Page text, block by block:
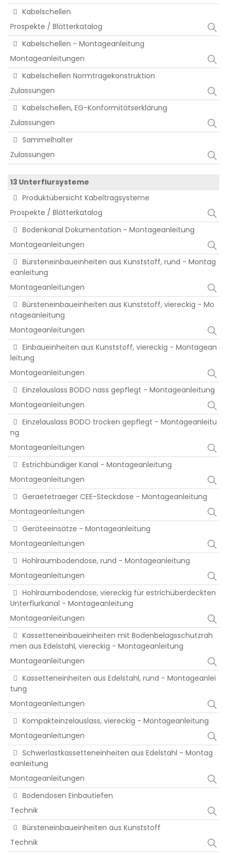
Kabelschellen
Prospekte / Blätterkatalog
Kabelschellen - Montageanleitung
Montageanleitungen
Kabelschellen Normtragekonstruktion
Zulassungen
Kabelschellen, EG-Konformitätserklärung
Zulassungen
Sammelhalter
Zulassungen
13 Unterflursysteme
Produktübersicht Kabeltragsysteme
Prospekte / Blätterkatalog
Bodenkanal Dokumentation - Montageanleitung
Montageanleitungen
Bürsteneinbaueinheiten aus Kunststoff, rund - Montag
eanleitung
Montageanleitungen
Bürsteneinbaueinheiten aus Kunststoff, viereckig - Mo
ntageanleitung
Montageanleitungen
Einbaueinheiten aus Kunststoff, viereckig - Montagean
leitung
Montageanleitungen
Einzelauslass BODO nass gepflegt - Montageanleitung
Montageanleitungen
Einzelauslass BODO trocken gepflegt - Montageanleitu
ng
Montageanleitungen
Estrichbündiger Kanal - Montageanleitung
Montageanleitungen
Geraetetraeger CEE-Steckdose - Montageanleitung
Montageanleitungen
Geräteeinsätze - Montageanleitung
Montageanleitungen
Hohlraumbodendose, rund - Montageanleitung
Montageanleitungen
Hohlraumbodendose, viereckig für estrichüberdeckten
Unterflurkanal - Montageanleitung
Montageanleitungen
Kassetteneinbaueinheiten mit Bodenbelagsschutzrah
men aus Edelstahl, viereckig - Montageanleitung
Montageanleitungen
Kassetteneinheiten aus Edelstahl, rund - Montageanlei
tung
Montageanleitungen
Kompakteinzelauslass, viereckig - Montageanleitung
Montageanleitungen
Schwerlastkassetteneinheiten aus Edelstahl - Montag
eanleitung
Montageanleitungen
Bodendosen Einbautiefen
Technik
Bürsteneinbaueinheiten aus Kunststoff
Technik